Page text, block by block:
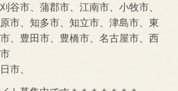
谷市、蒲郡市、江南市、小牧市、
市、知多市、知立市、津島市、東
、豊田市、豊橋市、名古屋市、西
市、